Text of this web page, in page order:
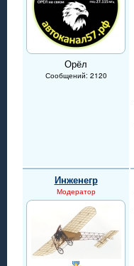
Орёл
Сообщений: 2120
Инженегр
Модератор